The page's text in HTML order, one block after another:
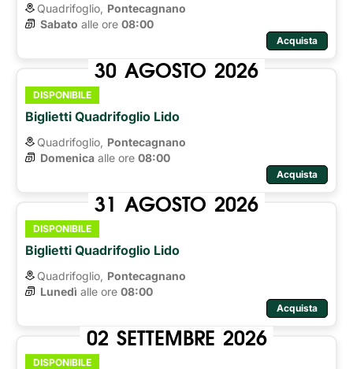
Quadrifoglio, Pontecagnano
Sabato alle ore 08:00
Acquista
30 AGOSTO 2026
DISPONIBILE
Biglietti Quadrifoglio Lido
Quadrifoglio, Pontecagnano
Domenica alle ore 08:00
Acquista
31 AGOSTO 2026
DISPONIBILE
Biglietti Quadrifoglio Lido
Quadrifoglio, Pontecagnano
Lunedì alle ore 08:00
Acquista
02 SETTEMBRE 2026
DISPONIBILE